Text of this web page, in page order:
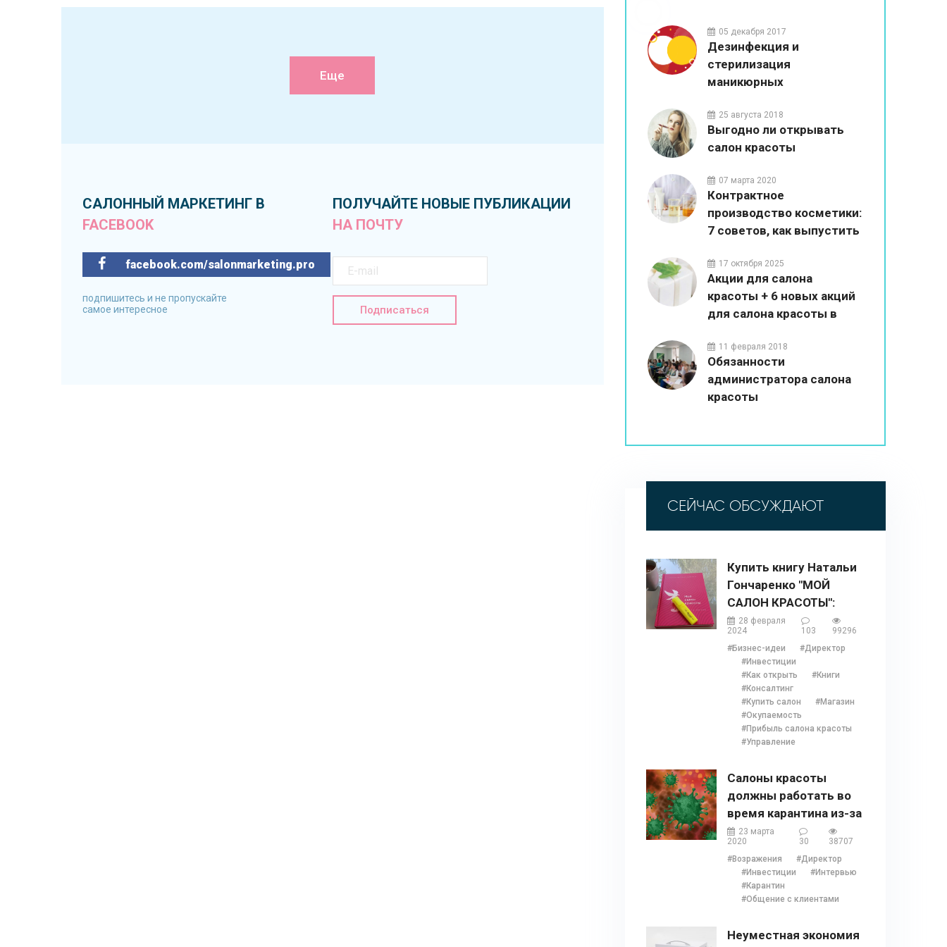
Еще
САЛОННЫЙ МАРКЕТИНГ В
FACEBOOK
facebook.com/salonmarketing.pro
подпишитесь и не пропускайте
самое интересное
ПОЛУЧАЙТЕ НОВЫЕ ПУБЛИКАЦИИ
НА ПОЧТУ
Подписаться
05 декабря 2017
Дезинфекция и
стерилизация
маникюрных
красоты
25 августа 2018
Выгодно ли открывать
салон красоты
07 марта 2020
Контрактное
производство косметики:
7 советов, как выпустить
17 октября 2025
Акции для салона
красоты + 6 новых акций
для салона красоты в
11 февраля 2018
Обязанности
администратора салона
красоты
СЕЙЧАС ОБСУЖДАЮТ
Купить книгу Натальи
Гончаренко "МОЙ
САЛОН КРАСОТЫ":
описание, содержание,
отзывы, бонусы и 1
глава
28 февраля
2024
103
99296
#Бизнес-идеи
#Директор
#Инвестиции
#Как открыть
#Книги
#Консалтинг
#Купить салон
#Магазин
#Окупаемость
#Прибыль салона красоты
#Управление
Салоны красоты
должны работать во
время карантина из-за
COVID 19?
23 марта
2020
30
38707
#Возражения
#Директор
#Инвестиции
#Интервью
#Карантин
#Общение с клиентами
Неуместная экономия